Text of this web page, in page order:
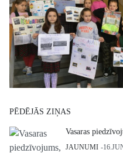
PĒDĒJĀS ZIŅAS
Vasaras
JAUNUMI